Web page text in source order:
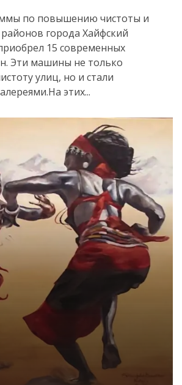
по повышению чистоты и
районов города Хайфский
15 современных
Эти машины не только
улиц, но и стали
этих...